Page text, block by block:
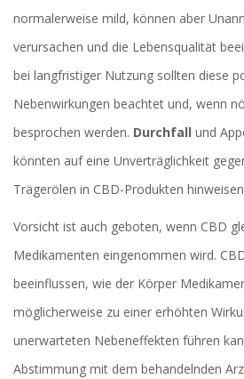
normalerweise mild, können aber
verursachen und die Lebensqualität
bei langfristiger Nutzung sollten diese
Nebenwirkungen beachtet und, wenn
besprochen werden. Durchfall und
könnten auf eine Unverträglichkeit
Trägerölen in CBD-Produkten
Vorsicht ist auch geboten, wenn CBD
Medikamenten eingenommen wird.
beeinflussen, wie der Körper
möglicherweise zu einer erhöhten
unerwarteten Nebeneffekten führen
Abstimmung mit dem behandelnden